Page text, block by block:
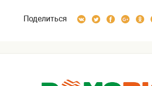
Поделиться